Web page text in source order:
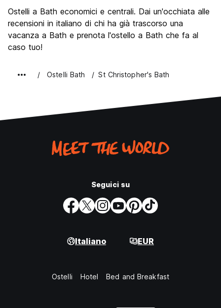
Luoghi di interesse culturale
Festa / Vita notturna
7.3
Qualita' Prezzo
Ostelli a Bath economici e centrali. Dai un'occhiata alle
recensioni in italiano di chi ha già trascorso una
vacanza a Bath e prenota l'ostello a Bath che fa al
caso tuo!
Ostelli Bath St Christopher's Bath
Seguici su
Italiano EUR
Ostelli Hotel Bed and Breakfast